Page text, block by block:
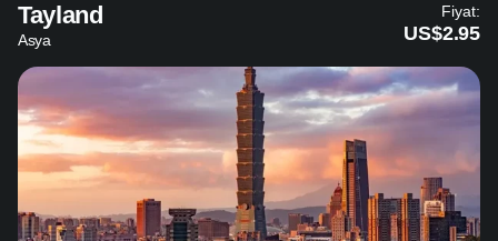
Tayland
Asya
Fiyat:
US$2.95